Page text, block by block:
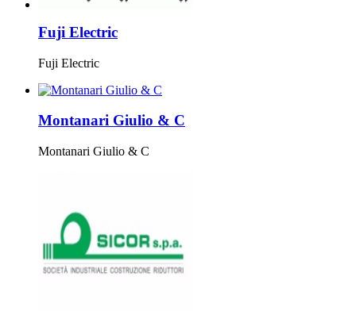
Fuji Electric
Fuji Electric
Montanari Giulio & C
Montanari Giulio & C